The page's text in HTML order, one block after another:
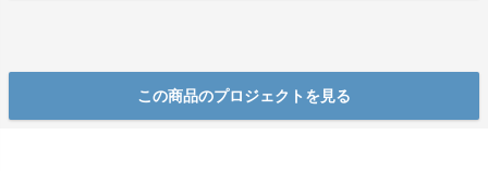
この商品のプロジェクトを見る